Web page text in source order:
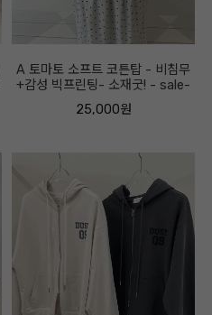
A 토마토 소프트 코튼탑 - 비침무
+감성 빅프린팅- 소재굿! - sale-
25,000원